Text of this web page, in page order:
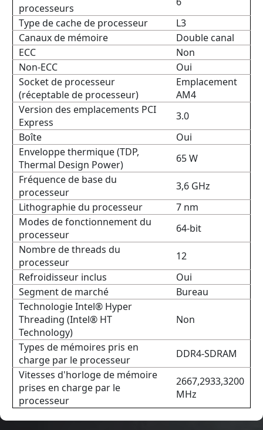
processeurs
Type de cache de processeur
L3
Canaux de mémoire
Double canal
ECC
Non
Non-ECC
Oui
Socket de processeur
(réceptable de processeur)
Emplacement
AM4
Version des emplacements PCI
Express
3.0
Boîte
Oui
Enveloppe thermique (TDP,
Thermal Design Power)
65 W
Fréquence de base du
processeur
3,6 GHz
Lithographie du processeur
7 nm
Modes de fonctionnement du
processeur
64-bit
Nombre de threads du
processeur
12
Refroidisseur inclus
Oui
Segment de marché
Bureau
Technologie Intel® Hyper
Threading (Intel® HT
Technology)
Non
Types de mémoires pris en
charge par le processeur
DDR4-SDRAM
Vitesses d'horloge de mémoire
prises en charge par le
processeur
2667,2933,3200
MHz